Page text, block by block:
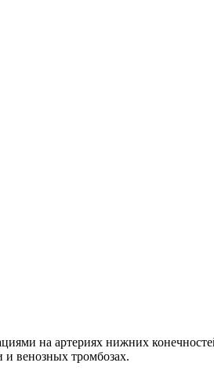
на артериях нижних
венозных тромбозах.